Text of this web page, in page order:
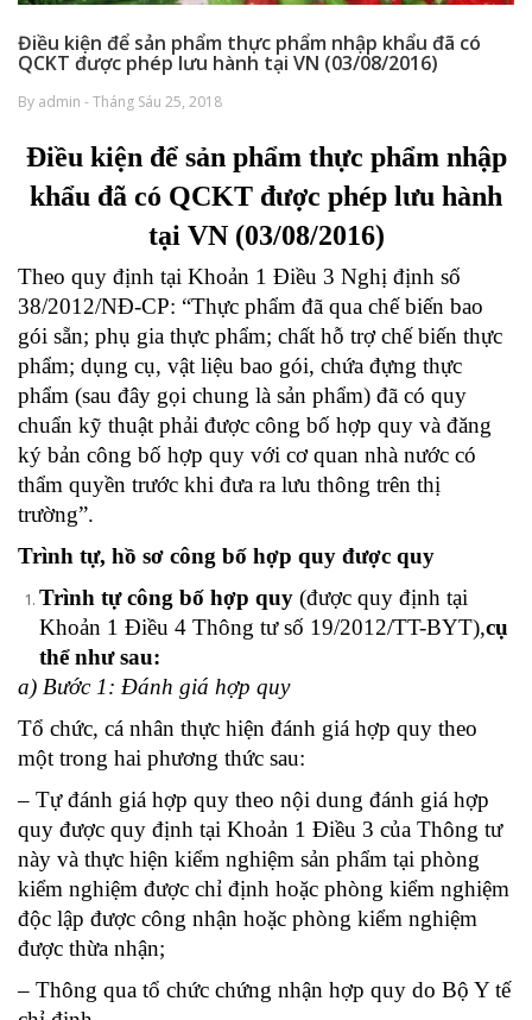
Điều kiện để sản phẩm thực phẩm nhập khẩu đã có
QCKT được phép lưu hành tại VN (03/08/2016)
By admin - Tháng Sáu 25, 2018
Điều kiện để sản phẩm thực phẩm nhập
khẩu đã có QCKT được phép lưu hành
tại VN (03/08/2016)
Theo quy định tại Khoản 1 Điều 3 Nghị định số
38/2012/NĐ-CP: “Thực phẩm đã qua chế biến bao
gói sẵn; phụ gia thực phẩm; chất hỗ trợ chế biến thực
phẩm; dụng cụ, vật liệu bao gói, chứa đựng thực
phẩm (sau đây gọi chung là sản phẩm) đã có quy
chuẩn kỹ thuật phải được công bố hợp quy và đăng
ký bản công bố hợp quy với cơ quan nhà nước có
thẩm quyền trước khi đưa ra lưu thông trên thị
trường”.
Trình tự, hồ sơ công bố hợp quy được quy
Trình tự công bố hợp quy (được quy định tại
Khoản 1 Điều 4 Thông tư số 19/2012/TT-BYT),cụ
thể như sau:
a) Bước 1: Đánh giá hợp quy
Tổ chức, cá nhân thực hiện đánh giá hợp quy theo
một trong hai phương thức sau:
– Tự đánh giá hợp quy theo nội dung đánh giá hợp
quy được quy định tại Khoản 1 Điều 3 của Thông tư
này và thực hiện kiểm nghiệm sản phẩm tại phòng
kiểm nghiệm được chỉ định hoặc phòng kiểm nghiệm
độc lập được công nhận hoặc phòng kiểm nghiệm
được thừa nhận;
– Thông qua tổ chức chứng nhận hợp quy do Bộ Y tế